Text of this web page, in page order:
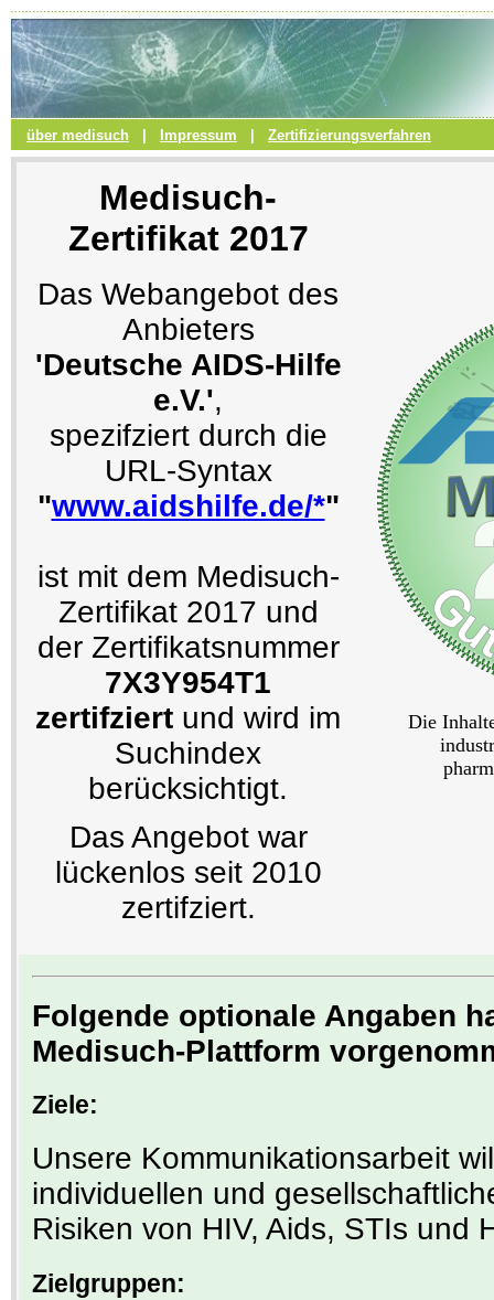
über medisuch Impressum Zertifizierungsverfahren
Medisuch-
Zertifikat 2017
Das Webangebot des
Anbieters
'Deutsche AIDS-Hilfe
e.V.',
spezifziert durch die
URL-Syntax
"www.aidshilfe.de/*"
ist mit dem Medisuch-
Zertifikat 2017 und
der Zertifikatsnummer
7X3Y954T1
zertifziert und wird im
Suchindex
berücksichtigt.
Das Angebot war
lückenlos seit 2010
zertifziert.
Die
Folgende optionale Angaben
Medisuch-Plattform
Ziele:
Unsere Kommunikationsarbeit
individuellen und
Risiken von HIV, Aids, STIs und
Zielgruppen: